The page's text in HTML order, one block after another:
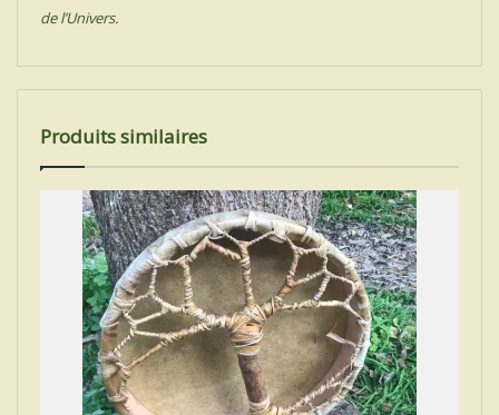
de l’Univers.
Produits similaires